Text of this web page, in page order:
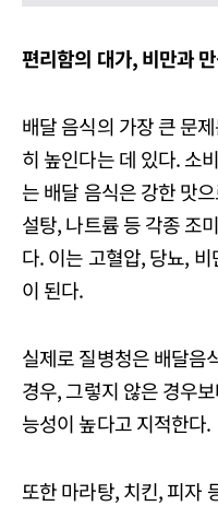
편리함의 대가, 비만과
배달 음식의 가장 큰 문
히 높인다는 데 있다. 소
는 배달 음식은 강한 맛
설탕, 나트륨 등 각종 조
다. 이는 고혈압, 당뇨,
이 된다.
실제로 질병청은 배달음
경우, 그렇지 않은 경우
능성이 높다고 지적한다.
또한 마라탕, 치킨, 피자